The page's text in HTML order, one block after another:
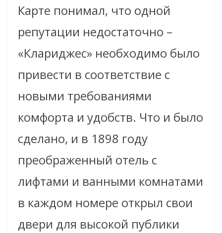
Карте понимал, что одной
репутации недостаточно –
«Клариджес» необходимо было
привести в соответствие с
новыми требованиями
комфорта и удобств. Что и было
сделано, и в 1898 году
преображенный отель с
лифтами и ванными комнатами
в каждом номере открыл свои
двери для высокой публики